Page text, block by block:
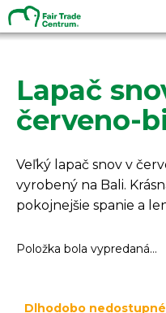
Prejsť
na
obsah
Lapač
červeno-
Veľký lapač snov v
vyrobený na Bali.
pokojnejšie spanie a
Položka bola vypredaná…
Dlhodobo nedostupné
K
o
Späť
Späť
Č
o
p
o
t
r
e
b
u
e